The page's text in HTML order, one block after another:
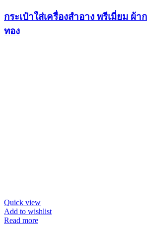
กระเป๋าใส่เครื่องสำอาง พรีเมี่ยม ผ้า
ทอง
Quick view
Add to wishlist
Read more